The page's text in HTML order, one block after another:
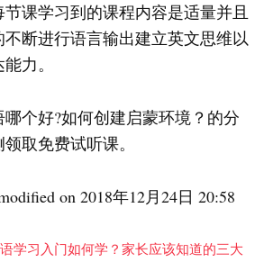
课学习到的课程内容是适量并且
断进行语言输出建立英文思维以
力。
个好?如何创建启蒙环境？的分
取免费试听课。
on 2018年12月24日 20:58
学习入门如何学？家长应该知道的三大